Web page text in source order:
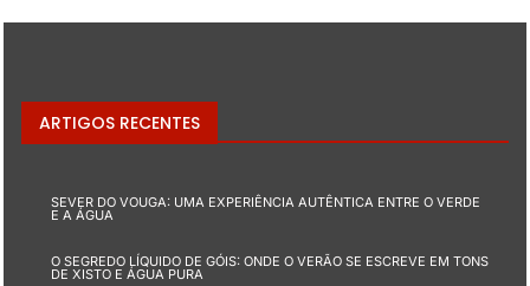
ARTIGOS RECENTES
SEVER DO VOUGA: UMA EXPERIÊNCIA AUTÊNTICA ENTRE O VERDE
E A ÁGUA
O SEGREDO LÍQUIDO DE GÓIS: ONDE O VERÃO SE ESCREVE EM TONS
DE XISTO E ÁGUA PURA